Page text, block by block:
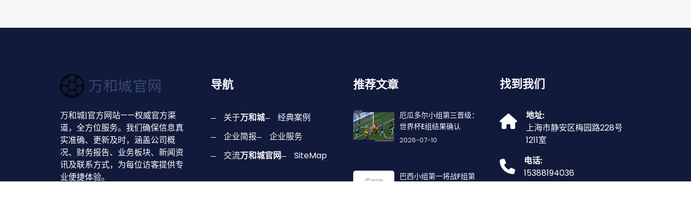
万和城|官方网站——权威官方渠
道，全方位服务。我们确保信息真
实准确、更新及时，涵盖公司概
况、财务报告、业务板块、新闻资
讯及联系方式，为每位访客提供专
业便捷体验。
导航
关于万和城
经典案例
企业简报
企业服务
交流万和城官网 SiteMap
推荐文章
厄瓜多尔小组第三晋级：
世界杯E组结果确认
2026-07-10
巴西小组第一将战F组第
找到我们
地址:
上海市静安区梅园路228号
1211室
电话:
15388194036